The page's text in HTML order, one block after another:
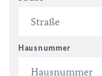
Hausnummer